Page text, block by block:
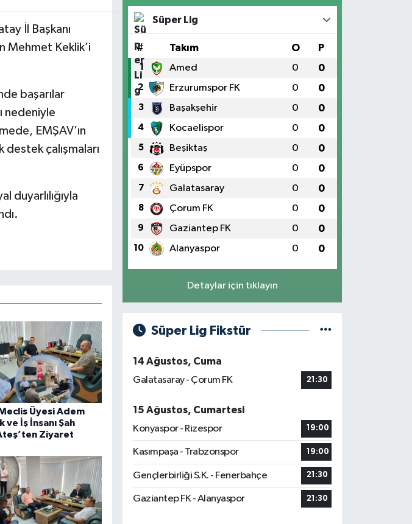
İl Başkanı
Mehmet Keklik’i
başarılar
nedeniyle
EMŞAV’ın
çalışmaları
duyarlılığıyla
Üyesi Adem
ve İş İnsanı Şah
Ziyaret
Süper Lig
# Takım O P
1 Amed 0 0
2 Erzurumspor FK 0 0
3 Başakşehir 0 0
4 Kocaelispor 0 0
5 Beşiktaş 0 0
6 Eyüpspor 0 0
7 Galatasaray 0 0
8 Çorum FK 0 0
9 Gaziantep FK 0 0
10 Alanyaspor 0 0
Detaylar için tıklayın
Süper Lig Fikstür
14 Ağustos, Cuma
Galatasaray - Çorum FK
21:30
15 Ağustos, Cumartesi
Konyaspor - Rizespor
19:00
Kasımpaşa - Trabzonspor 19:00
Gençlerbirliği S.K. - Fenerbahçe 21:30
Gaziantep FK - Alanyaspor 21:30